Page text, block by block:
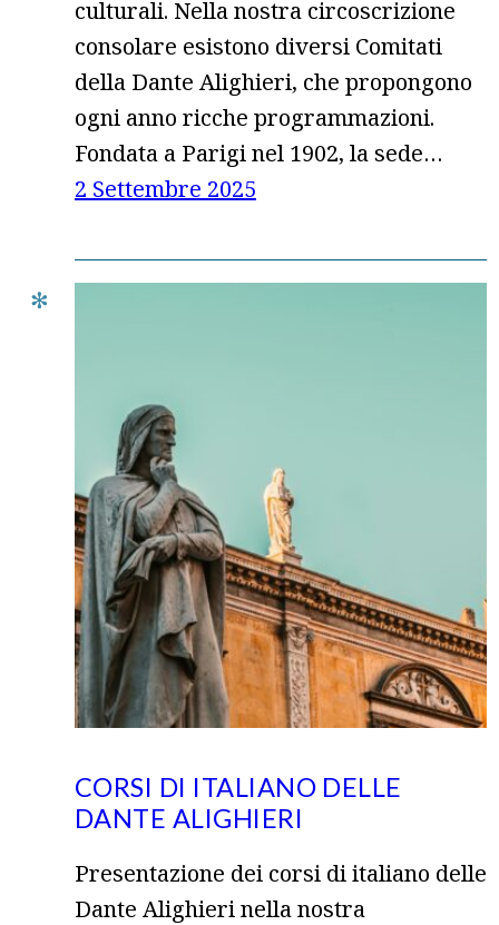
culturali. Nella nostra circoscrizione
consolare esistono diversi Comitati
della Dante Alighieri, che propongono
ogni anno ricche programmazioni.
Fondata a Parigi nel 1902, la sede…
2 Settembre 2025
CORSI DI ITALIANO DELLE
DANTE ALIGHIERI
Presentazione dei corsi di italiano delle
Dante Alighieri nella nostra